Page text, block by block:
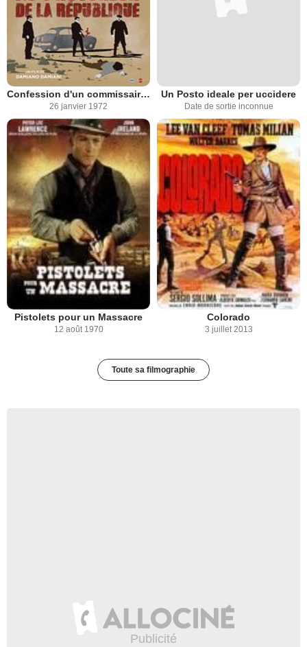
Confession d'un commissaire de police au procureur de la république
26 janvier 1972
Un Posto ideale per uccidere
Date de sortie inconnue
Pistolets pour un Massacre
12 août 1970
Colorado
3 juillet 2013
Toute sa filmographie